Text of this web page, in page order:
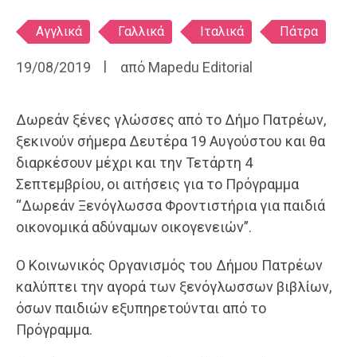
Ετικέτες
Αγγλικά Γαλλικά Ιταλικά Πάτρα
19/08/2019 από Mapedu Editorial
Δωρεάν ξένες γλώσσες από το Δήμο Πατρέων,
ξεκινούν σήμερα Δευτέρα 19 Αυγούστου και θα
διαρκέσουν μέχρι και την Τετάρτη 4
Σεπτεμβρίου, οι αιτήσεις για το Πρόγραμμα
“Δωρεάν Ξενόγλωσσα Φροντιστήρια για παιδιά
οικονομικά αδύναμων οικογενειών”.
O Κοινωνικός Οργανισμός του Δήμου Πατρέων
καλύπτει την αγορά των ξενόγλωσσων βιβλίων,
όσων παιδιών εξυπηρετούνται από το
Πρόγραμμα.